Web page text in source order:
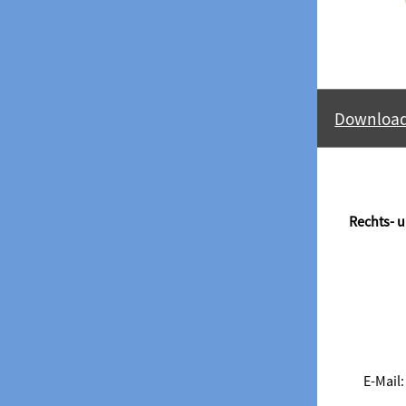
Rechts-
E-